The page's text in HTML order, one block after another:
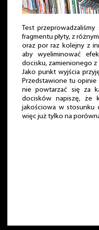
Test
fragmentu płyty, z
oraz por raz kolejny z
aby wyeliminować
docisku, zamienionego
Jako punkt wyjścia
Przedstawione tu opinie
nie powtarzać się za
docisków napiszę, że
jakościowa w stosunku
więc już tylko na